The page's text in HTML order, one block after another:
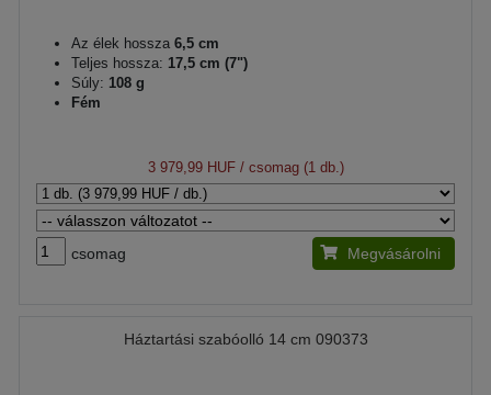
Az élek hossza 6,5 cm
Teljes hossza: 17,5 cm (7")
Súly: 108 g
Fém
3 979,99 HUF/ csomag (1 db.)
csomag Megvásárolni
Háztartási szabóolló 14 cm 090373